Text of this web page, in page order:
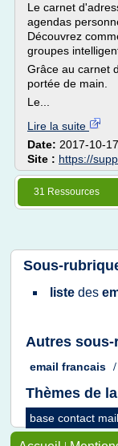
Le carnet
agendas
Découvrez
groupes
Grâce au carnet
portée de main.
Le...
Lire la suite
Date: 2017-10-
Site : https://
31 Ressources
Sous-
liste des
Autres
email francais /
Thèmes de
base contact mail